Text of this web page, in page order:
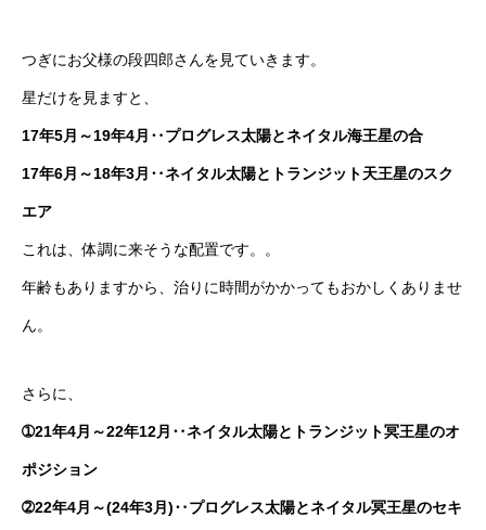
つぎにお父様の段四郎さんを見ていきます。
星だけを見ますと、
17年5月～19年4月‥プログレス太陽とネイタル海王星の合
17年6月～18年3月‥ネイタル太陽とトランジット天王星のスク
エア
これは、体調に来そうな配置です。。
年齢もありますから、治りに時間がかかってもおかしくありませ
ん。
さらに、
➀21年4月～22年12月‥ネイタル太陽とトランジット冥王星のオ
ポジション
➁22年4月～(24年3月)‥プログレス太陽とネイタル冥王星のセキ